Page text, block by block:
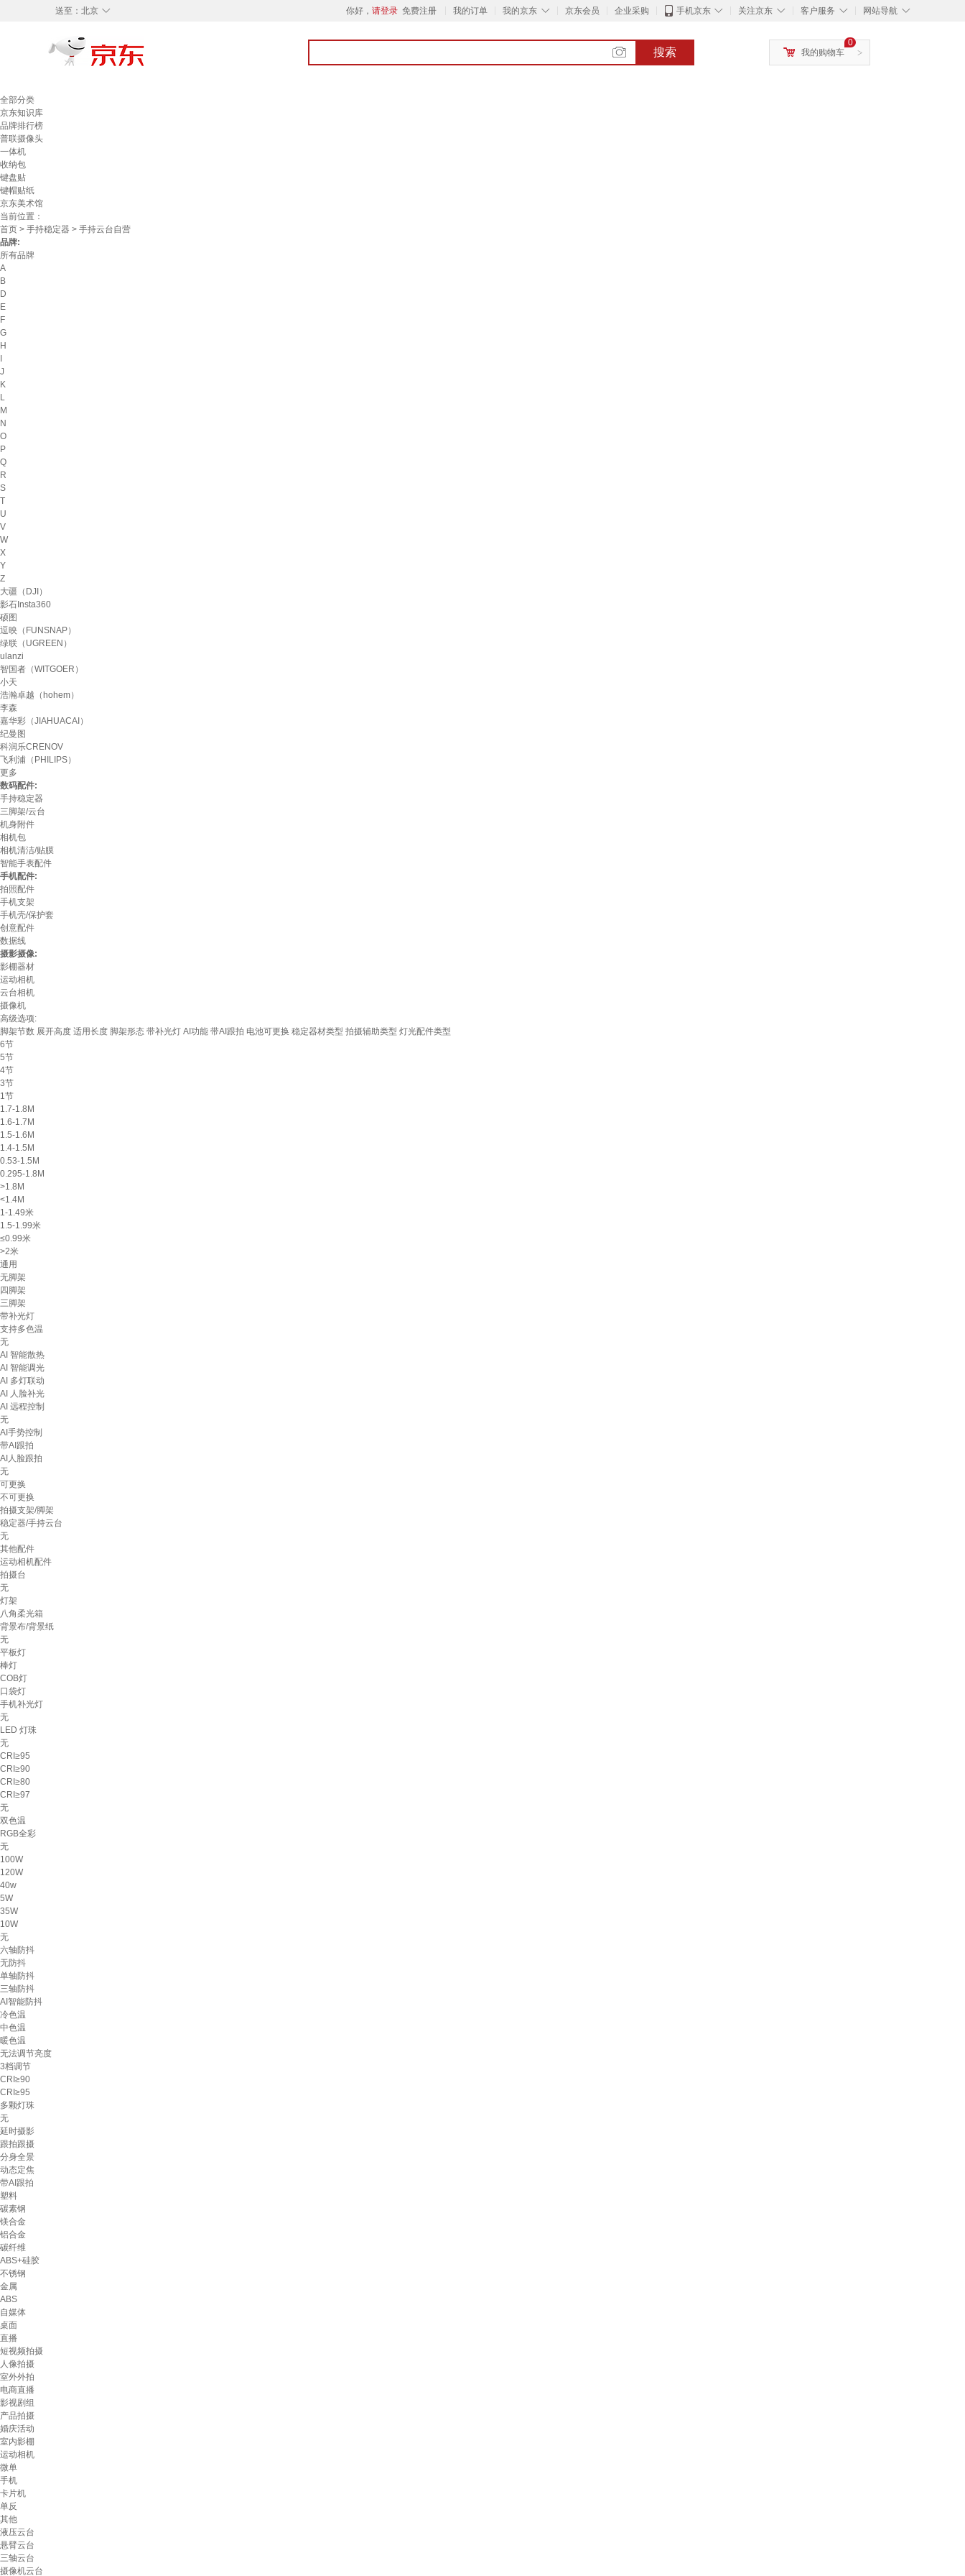
◇
送至： 北京 你好， 请登录 免费注册 我的订单 ◇
我的京东 京东会员 企业采购 ◇
手机京东 ◇
关注京东 ◇
客户服务 ◇
网站导航
搜索 >
0
我的购物车
全部分类
京东知识库
品牌排行榜
普联摄像头
一体机
收纳包
键盘贴
键帽贴纸
京东美术馆
当前位置：
首页 > 手持稳定器 > 手持云台自营
品牌:
所有品牌
A
B
D
E
F
G
H
J
K
L
M
N
O
P
Q
R
S
T
U
V
W
X
Y
Z
大疆（DJI）
影石Insta360
硕图
逗映（FUNSNAP）
绿联（UGREEN）
ulanzi
智国者（WITGOER）
小天
浩瀚卓越（hohem）
李森
嘉华彩（JIAHUACAI）
纪曼图
科润乐CRENOV
飞利浦（PHILIPS）
更多
数码配件:
手持稳定器
三脚架/云台
机身附件
相机包
相机清洁/贴膜
智能手表配件
手机配件:
拍照配件
手机支架
手机壳/保护套
创意配件
数据线
摄影摄像:
影棚器材
运动相机
云台相机
摄像机
高级选项:
脚架节数 展开高度 适用长度 脚架形态 带补光灯 AI功能 带AI跟拍 电池可更换 稳定器材类型 拍摄辅助类型 灯光配件类型
6节
5节
4节
3节
1节
1.7-1.8M
1.6-1.7M
1.5-1.6M
1.4-1.5M
0.53-1.5M
0.295-1.8M
>1.8M
<1.4M
1-1.49米
1.5-1.99米
≤0.99米
>2米
通用
无脚架
四脚架
三脚架
带补光灯
支持多色温
无
AI 智能散热
AI 智能调光
AI 多灯联动
AI 人脸补光
AI 远程控制
无
AI手势控制
带AI跟拍
AI人脸跟拍
无
可更换
不可更换
拍摄支架/脚架
稳定器/手持云台
无
其他配件
运动相机配件
拍摄台
无
灯架
八角柔光箱
背景布/背景纸
无
平板灯
棒灯
COB灯
口袋灯
手机补光灯
无
LED 灯珠
无
CRI≥95
CRI≥90
CRI≥80
CRI≥97
无
双色温
RGB全彩
无
100W
120W
40w
5W
35W
10W
无
六轴防抖
无防抖
单轴防抖
三轴防抖
AI智能防抖
冷色温
中色温
暖色温
无法调节亮度
3档调节
CRI≥90
CRI≥95
多颗灯珠
无
延时摄影
跟拍跟摄
分身全景
动态定焦
带AI跟拍
塑料
碳素钢
镁合金
铝合金
碳纤维
ABS+硅胶
不锈钢
金属
ABS
自媒体
桌面
直播
短视频拍摄
人像拍摄
室外外拍
电商直播
影视剧组
产品拍摄
婚庆活动
室内影棚
运动相机
微单
手机
卡片机
单反
其他
液压云台
悬臂云台
三轴云台
摄像机云台